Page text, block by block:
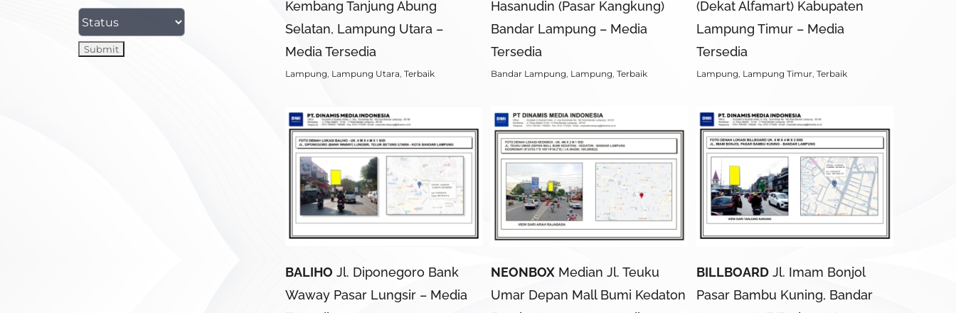
Kembang Tanjung Abung
Selatan, Lampung Utara –
Media Tersedia
Lampung Lampung Utara Terbaik
Hasanudin (Pasar Kangkung)
Bandar Lampung – Media
Tersedia
Bandar Lampung Lampung Terbaik
(Dekat Alfamart) Kabupaten
Lampung Timur – Media
Tersedia
Lampung Lampung Timur Terbaik
BALIHO Jl. Diponegoro Bank
Waway Pasar Lungsir – Media
NEONBOX Median Jl. Teuku
Umar Depan Mall Bumi Kedaton
BILLBOARD Jl. Imam Bonjol
Pasar Bambu Kuning, Bandar